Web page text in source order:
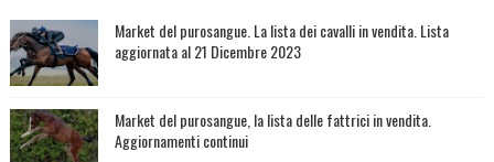
Market del purosangue. La lista dei cavalli in vendita. Lista
aggiornata al 21 Dicembre 2023
Market del purosangue, la lista delle fattrici in vendita.
Aggiornamenti continui